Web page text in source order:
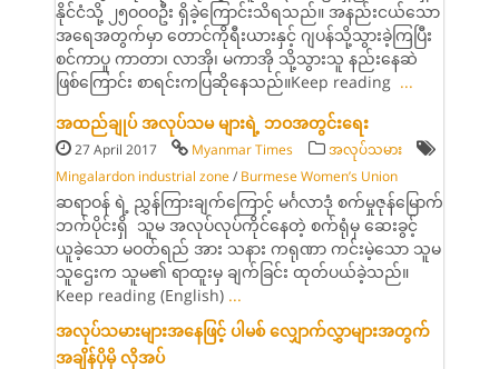
နိုင်ငံသို့ ၂၅ဝဝဝဦး ရှိခဲ့ကြောင်းသိရသည်။ အနည်းငယ်သော
အရေအတွက်မှာ တောင်ကိုရီးယားနှင့် ဂျပန်သို့သွားခဲ့ကြပြီး
စင်ကာပူ ကာတာ၊ လာအို၊ မကာအို သို့သွားသူ နည်းနေဆဲ
ဖြစ်ကြောင်း စာရင်းကပြဆိုနေသည်။Keep reading ...
အထည်ချုပ် အလုပ်သမ များရဲ့ ဘဝအတွင်းရေး
27 April 2017 Myanmar Times
အလုပ်သမား
Mingalardon industrial zone / Burmese Women’s Union
ဆရာဝန် ရဲ့ ညွှန်ကြားချက်ကြောင့် မင်္ဂလာဒုံ စက်မှုဇုန်မြောက်
ဘက်ပိုင်းရှိ သူမ အလုပ်လုပ်ကိုင်နေတဲ့ စက်ရုံမှ ဆေးခွင့်
ယူခဲ့သော မဝတ်ရည် အား သနား ကရုဏာ ကင်းမဲ့သော သူမ
သူဌေးက သူမ၏ ရာထူးမှ ချက်ခြင်း ထုတ်ပယ်ခဲ့သည်။
Keep reading (English) ...
အလုပ်သမားများအနေဖြင့် ပါမစ် လျှောက်လွှာများအတွက်
အချိန်ပိုမို လိုအပ်